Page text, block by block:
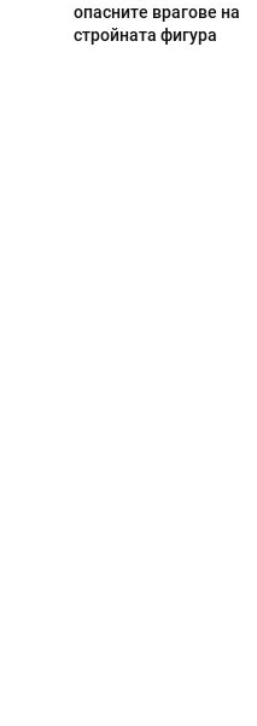
опасните врагове на
стройната фигура